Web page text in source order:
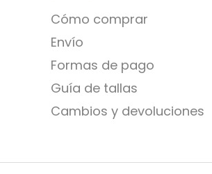
Cómo comprar
Envío
Formas de pago
Guía de tallas
Cambios y devoluciones